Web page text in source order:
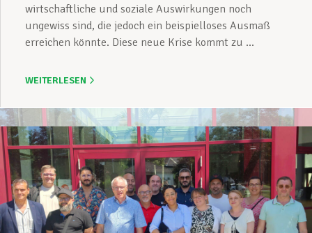
wirtschaftliche und soziale Auswirkungen noch
ungewiss sind, die jedoch ein beispielloses Ausmaß
erreichen könnte. Diese neue Krise kommt zu ...
WEITERLESEN